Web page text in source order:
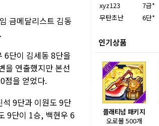
금메달리스트 김동
6단이 김세동 8단을
을 연출했지만 본선
점을 얻었다.
9단과 이원도 9단
9단이 1승, 백현우 6
xyz123
7급*
무탄초난
6단*
인기상품
플래티넘 패키지
오로볼 500개